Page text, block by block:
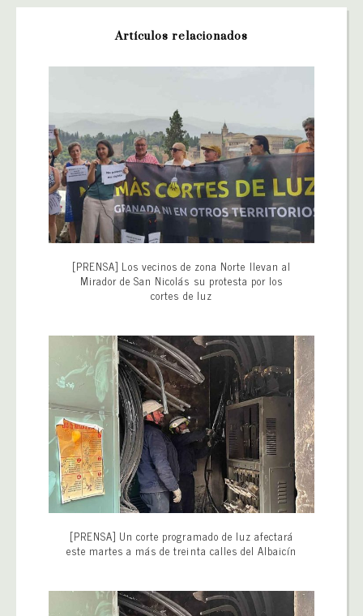
Artículos relacionados
[PRENSA] Los vecinos de zona Norte llevan al
Mirador de San Nicolás su protesta por los
cortes de luz
[PRENSA] Un corte programado de luz afectará
este martes a más de treinta calles del Albaicín